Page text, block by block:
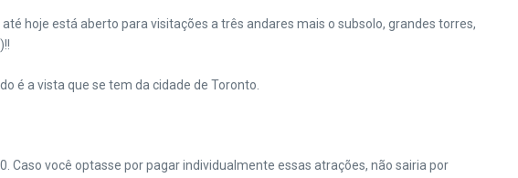
hoje está aberto para visitações a três andares mais o subsolo, grandes torres,
é a vista que se tem da cidade de Toronto.
Caso você optasse por pagar individualmente essas atrações, não sairia por